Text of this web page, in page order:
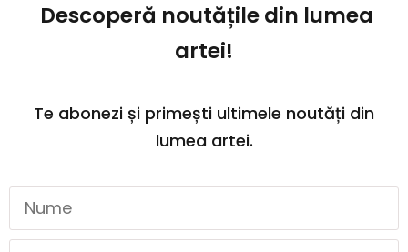
Descoperă noutățile din lumea
artei!
Te abonezi și primești ultimele noutăți din
lumea artei.